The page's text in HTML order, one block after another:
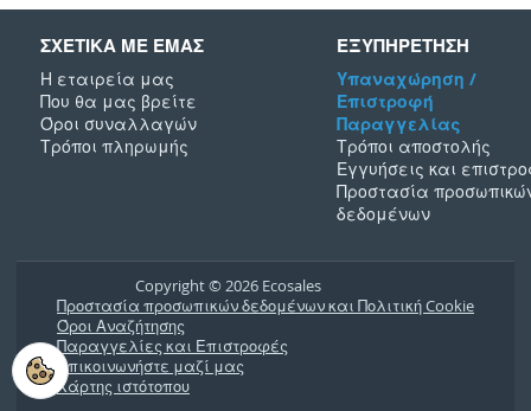
ΣΧΕΤΙΚΑ ΜΕ ΕΜΑΣ
Η εταιρεία μας
Που θα μας βρείτε
Όροι συναλλαγών
Τρόποι πληρωμής
ΕΞΥΠΗΡΕΤΗΣΗ
Υπαναχώρηση /
Επιστροφή
Παραγγελίας
Τρόποι αποστολής
Εγγυήσεις και
Προστασία
δεδομένων
Copyright © 2026 Ecosales
Προστασία προσωπικών δεδομένων και Πολιτική Cookie
Όροι Αναζήτησης
Παραγγελίες και Επιστροφές
Επικοινωνήστε μαζί μας
Χάρτης ιστότοπου